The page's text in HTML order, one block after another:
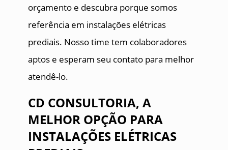
orçamento e descubra porque somos
referência em instalações elétricas
prediais. Nosso time tem colaboradores
aptos e esperam seu contato para melhor
atendê-lo.
CD CONSULTORIA, A
MELHOR OPÇÃO PARA
INSTALAÇÕES ELÉTRICAS